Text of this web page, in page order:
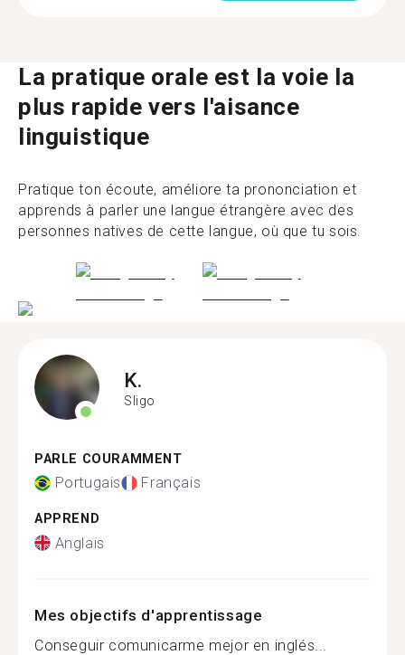
La pratique orale est la voie la
plus rapide vers l'aisance
linguistique
Pratique ton écoute, améliore ta prononciation et
apprends à parler une langue étrangère avec des
personnes natives de cette langue, où que tu sois.
K.
Sligo
PARLE COURAMMENT
Portugais Français
APPREND
Anglais
Mes objectifs d'apprentissage
Conseguir comunicarme mejor en inglés...